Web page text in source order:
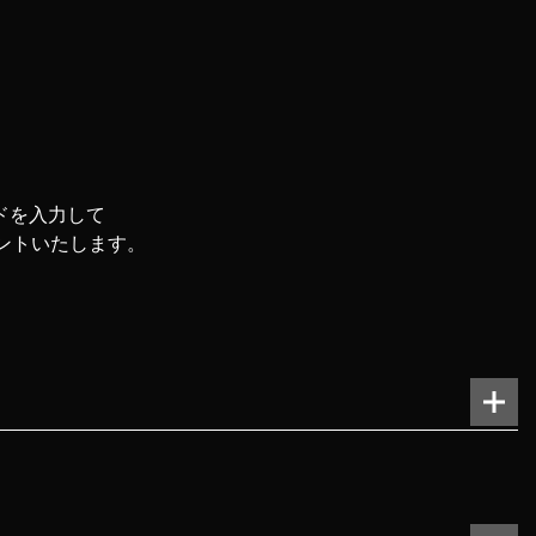
を入力して
いたします。